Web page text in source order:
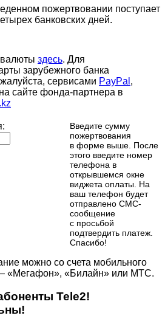
пожертвовании поступает
банковских дней.
здесь. Для
зарубежного банка
сервисами PayPal ,
сайте фонда-партнера в
Введите сумму
пожертвования
в форме выше. После
этого введите номер
телефона в
открывшемся окне
виджета оплаты. На
ваш телефон будет
отправлено СМС-
сообщение
с просьбой
подтвердить платеж.
Cпасибо!
можно со счета мобильного
«Мегафон», «Билайн» или МТС.
Tele2!